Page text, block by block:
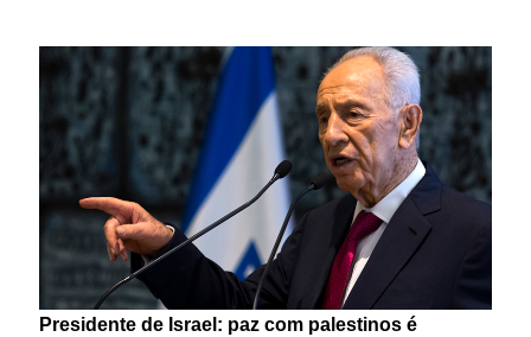
Presidente de Israel: paz com palestinos é